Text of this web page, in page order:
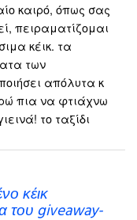
καιρό, όπως σας
πειραματίζομαι
κέικ. τα
των
απόλυτα κ
πια να φτιάχνω
το ταξίδι
κέικ
του giveaway-